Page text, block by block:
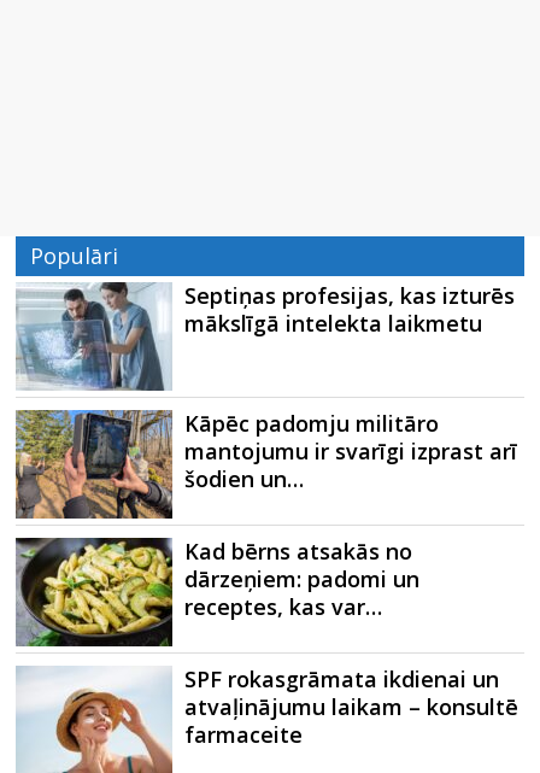
Populāri
Septiņas profesijas, kas izturēs
mākslīgā intelekta laikmetu
Kāpēc padomju militāro
mantojumu ir svarīgi izprast arī
šodien un…
Kad bērns atsakās no
dārzeņiem: padomi un
receptes, kas var…
SPF rokasgrāmata ikdienai un
atvaļinājumu laikam – konsultē
farmaceite